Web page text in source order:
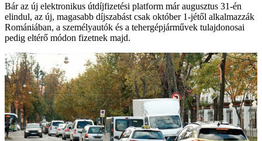
Bár az új elektronikus útdíjfizetési platform már augusztus 31-én
elindul, az új, magasabb díjszabást csak október 1-jétől alkalmazzák
Romániában, a személyautók és a tehergépjárművek tulajdonosai
pedig eltérő módon fizetnek majd.